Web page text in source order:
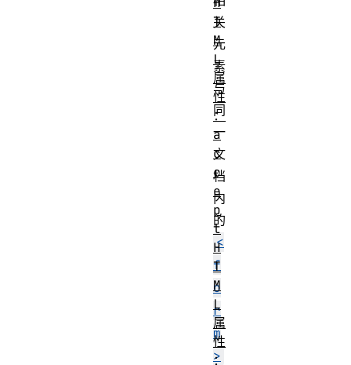
关
元
素
与
同
一
文
档
内
的
<
f
o
r
m
>
T
M
L
属
性
：
a
c
c
e
p
t
H
T
M
L
属
性
：